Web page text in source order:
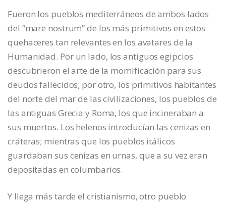
Fueron los pueblos mediterráneos de ambos lados
del “mare nostrum” de los más primitivos en estos
quehaceres tan relevantes en los avatares de la
Humanidad. Por un lado, los antiguos egipcios
descubrieron el arte de la momificación para sus
deudos fallecidos; por otro, los primitivos habitantes
del norte del mar de las civilizaciones, los pueblos de
las antiguas Grecia y Roma, los que incineraban a
sus muertos. Los helenos introducían las cenizas en
cráteras; mientras que los pueblos itálicos
guardaban sus cenizas en urnas, que a su vez eran
depositadas en columbarios.
Y llega más tarde el cristianismo, otro pueblo